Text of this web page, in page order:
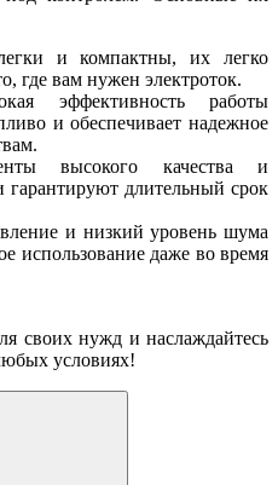
и компактны, их легко
где вам нужен электроток.
эффективность работы
и обеспечивает надежное
высокого качества и
гарантируют длительный срок
и низкий уровень шума
использование даже во время
своих нужд и наслаждайтесь
условиях!